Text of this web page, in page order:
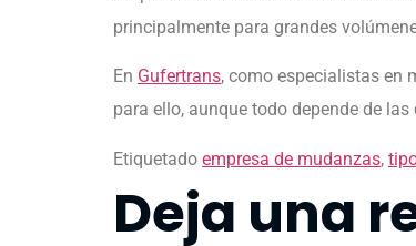
principalmente para grandes
En Gufertrans, como especialistas en
para ello, aunque todo depende de
Etiquetado empresa de mudanzas,
Deja una